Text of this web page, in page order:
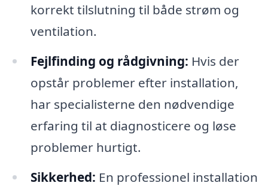
korrekt tilslutning til både strøm og
ventilation.
Fejlfinding og rådgivning: Hvis der
opstår problemer efter installation,
har specialisterne den nødvendige
erfaring til at diagnosticere og løse
problemer hurtigt.
Sikkerhed: En professionel installation